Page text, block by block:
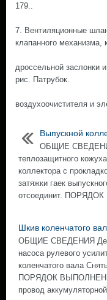
179..
7. Вентиляционные
клапанного механизма,
дроссельной заслонки
рис. Патрубок.
воздухоочистителя и
Выпускной
ОБЩИЕ
теплозащитного
коллектора с
затяжки гаек
отсоединит.
Шкив коленчатого
ОБЩИЕ СВЕДЕНИЯ
насоса рулевого
коленчатого вала
ПОРЯДОК
провод